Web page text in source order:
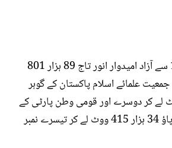
این اے 24 چارسدہ 1 سے آزاد امیدوار انور تاج 89 ہزار 801
علمائے اسلام پاکستان کے گوہر
ہزار 545 ووٹ لے کر دوسرے اور قومی وطن پارٹی کے
آفتاب احمد خان شیرپاؤ 34 ہزار 415 ووٹ لے کر تیسرے نمبر